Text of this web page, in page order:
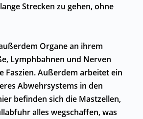
Strecken zu gehen, ohne
Organe an ihrem
Lymphbahnen und Nerven
Faszien. Außerdem arbeitet ein
Abwehrsystems in den
befinden sich die Mastzellen,
alles wegschaffen, was